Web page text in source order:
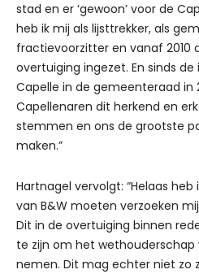
stad en er ‘gewoon’ voor de
heb ik mij als lijsttrekker, als
fractievoorzitter en vanaf 2010
overtuiging ingezet. En sinds
Capelle in de gemeenteraad in
Capellenaren dit herkend en
stemmen en ons de grootste
maken.”
Hartnagel vervolgt: “Helaas
van B&W moeten verzoeken
Dit in de overtuiging binnen
te zijn om het
nemen. Dit mag echter niet zo